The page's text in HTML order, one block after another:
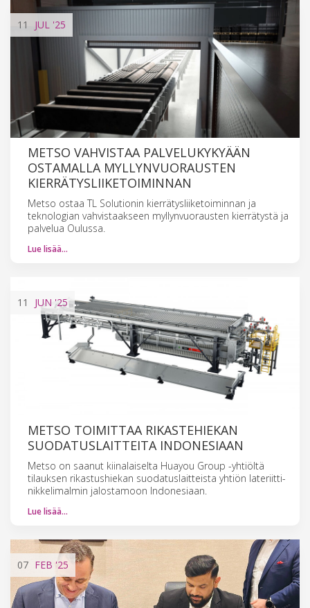
11 JUL '25
METSO VAHVISTAA PALVELUKYKYÄÄN
OSTAMALLA MYLLYNVUORAUSTEN
KIERRÄTYSLIIKETOIMINNAN
Metso ostaa TL Solutionin kierrätysliiketoiminnan ja
teknologian vahvistaakseen myllynvuorausten kierrätystä ja
palvelua Oulussa.
Lue lisää…
11 JUN '25
METSO TOIMITTAA RIKASTEHIEKAN
SUODATUSLAITTEITA INDONESIAAN
Metso on saanut kiinalaiselta Huayou Group -yhtiöltä
tilauksen rikastushiekan suodatuslaitteista yhtiön lateriitti-
nikkelimalmin jalostamoon Indonesiaan.
Lue lisää…
07 FEB '25